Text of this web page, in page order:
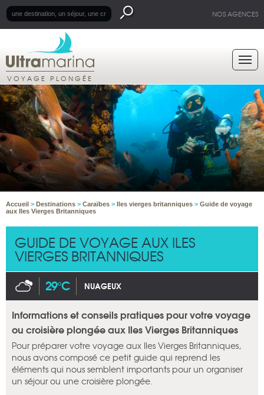
NOS AGENCES
VOYAGE PLONGÉE
Accueil > Destinations > Caraïbes > Iles vierges britanniques > Guide de voyage
aux Iles Vierges Britanniques
GUIDE DE VOYAGE AUX ILES
VIERGES BRITANNIQUES
29°C NUAGEUX
Informations et conseils pratiques pour votre voyage
ou croisière plongée aux Iles Vierges Britanniques
Pour préparer votre voyage aux Iles Vierges Britanniques,
nous avons composé ce petit guide qui reprend les
éléments qui nous semblent importants pour un organiser
un séjour ou une croisière plongée.